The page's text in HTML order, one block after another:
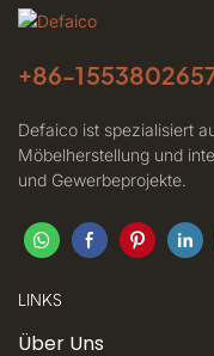
+86-
Defaico ist spezialisiert
Möbelherstellung und
und Gewerbeprojekte.
LINKS
Über Uns